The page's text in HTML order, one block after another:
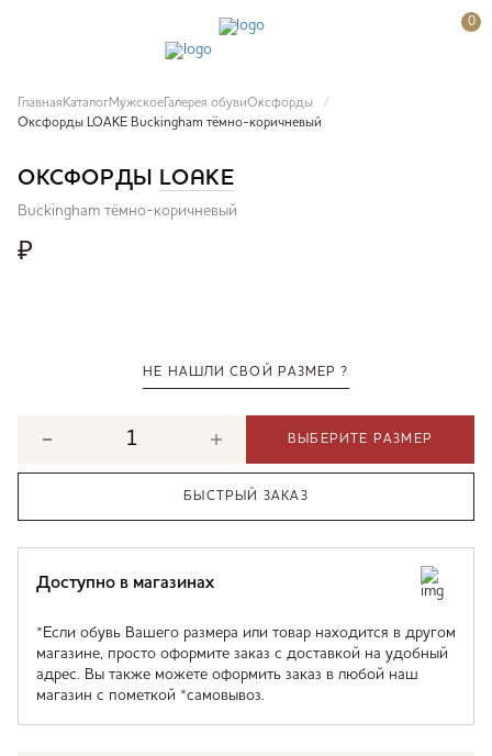
0
Главная КаталогМужское Галерея обувиОксфорды
Оксфорды LOAKE Buckingham тёмно-коричневый
ОКСФОРДЫ LOAKE
Buckingham тёмно-коричневый
₽
НЕ НАШЛИ СВОЙ РАЗМЕР ?
ВЫБЕРИТЕ РАЗМЕР
БЫСТРЫЙ ЗАКАЗ
Доступно в магазинах
*Если обувь Вашего размера или товар находится в другом
магазине, просто оформите заказ с доставкой на удобный
адрес. Вы также можете оформить заказ в любой наш
магазин с пометкой *самовывоз.